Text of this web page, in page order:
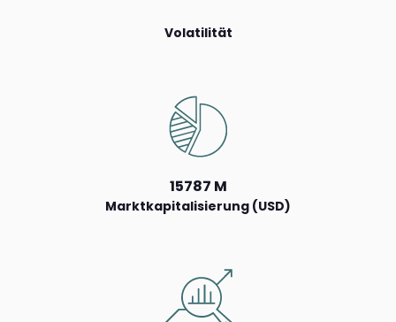
Volatilität
15787 M
Marktkapitalisierung (USD)